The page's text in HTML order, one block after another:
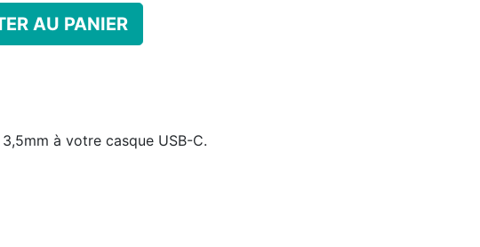
AU PANIER
à votre casque USB-C.